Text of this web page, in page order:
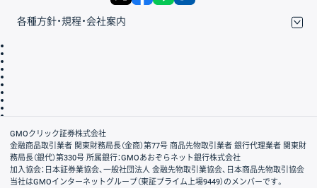
各種方針・規程・会社案内
会社案内
GMOクリック証券株式会社
金融商品取引業者 関東財務局長（金商）第77号 商品先物取引業者 銀行代理業者 関東財
務局長（銀代）第330号 所属銀行：GMOあおぞらネット銀行株式会社
加入協会：日本証券業協会、一般社団法人 金融先物取引業協会、日本商品先物取引協会
当社はGMOインターネットグループ（東証プライム上場9449）のメンバーです。